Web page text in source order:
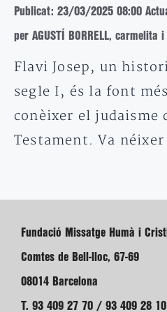
Publicat: 23/03/2025 08:00
per AGUSTÍ BORRELL, carmelita
Flavi Josep, un
segle I, és la font
conèixer el judaisme
Testament. Va
Fundació Missatge Humà i
Comtes de Bell-lloc, 67-69
08014 Barcelona
T. 93 409 27 70 / 93 409 28 10